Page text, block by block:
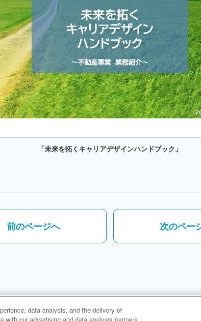
「未来を拓くキャリアデザインハンドブック」
前のページへ 次のペー
data analysis, and the delivery of